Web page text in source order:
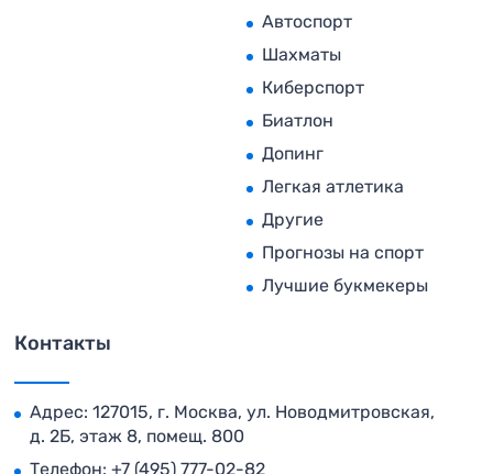
Автоспорт
Шахматы
Киберспорт
Биатлон
Допинг
Легкая атлетика
Другие
Прогнозы на спорт
Лучшие букмекеры
Контакты
Адрес: 127015, г. Москва, ул. Новодмитровская,
д. 2Б, этаж 8, помещ. 800
Телефон: +7 (495) 777-02-82